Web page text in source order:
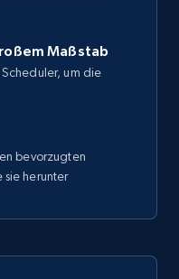
Maßstab
um die
bevorzugten
herunter